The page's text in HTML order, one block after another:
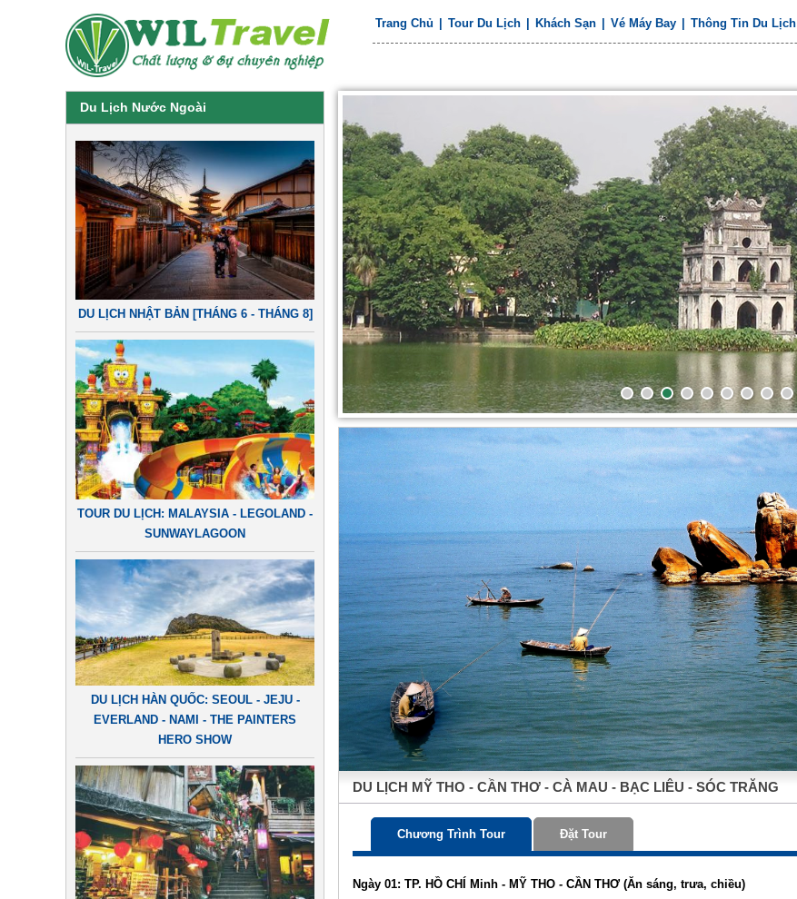
Trang Chủ Tour Du Lịch Khách Sạn Vé Máy Bay Thông Tin Du Lịch
Du Lịch Nước Ngoài
DU LỊCH NHẬT BẢN [THÁNG 6 - THÁNG 8]
TOUR DU LỊCH: MALAYSIA - LEGOLAND -
SUNWAYLAGOON
DU LỊCH HÀN QUỐC: SEOUL - JEJU -
EVERLAND - NAMI - THE PAINTERS
HERO SHOW
DU LỊCH MỸ THO - CẦN THƠ - CÀ MAU - BẠC LIÊU - SÓC TRĂNG
Chương Trình Tour Đặt Tour
Ngày 01: TP. HỒ CHÍ Minh - MỸ THO - CẦN THƠ (Ăn sáng, trưa, chiều)